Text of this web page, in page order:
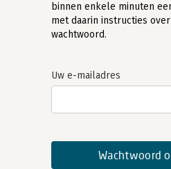
binnen enkele minuten
met daarin instructies
wachtwoord.
Uw e-mailadres